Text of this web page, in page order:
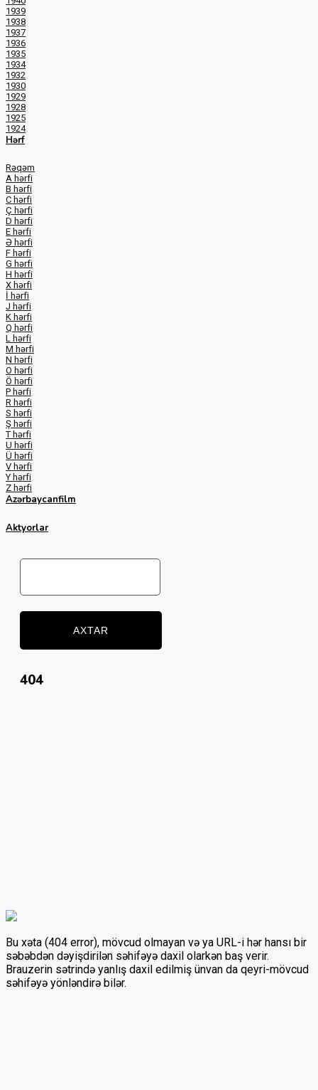
1939
1938
1937
1936
1935
1934
1932
1930
1929
1928
1925
1924
Hərf
Rəqəm
A hərfi
B hərfi
C hərfi
Ç hərfi
D hərfi
E hərfi
Ə hərfi
F hərfi
G hərfi
H hərfi
X hərfi
İ hərfi
J hərfi
K hərfi
Q hərfi
L hərfi
M hərfi
N hərfi
O hərfi
Ö hərfi
P hərfi
R hərfi
S hərfi
Ş hərfi
T hərfi
U hərfi
Ü hərfi
V hərfi
Y hərfi
Z hərfi
Azərbaycanfilm
Aktyorlar
AXTAR
404
Bu xəta (404 error), mövcud olmayan və ya URL-i hər hansı bir
səbəbdən dəyişdirilən səhifəyə daxil olarkən baş verir.
Brauzerin sətrində yanlış daxil edilmiş ünvan da qeyri-mövcud
səhifəyə yönləndirə bilər.